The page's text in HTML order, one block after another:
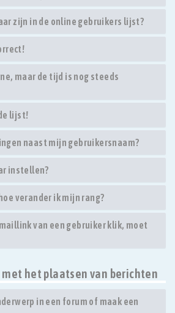
zijn in de online gebruikers lijst?
maar de tijd is nog steeds
lijst!
naast mijn gebruikersnaam?
instellen?
verander ik mijn rang?
van een gebruiker klik, moet
het plaatsen van berichten
in een forum of maak een